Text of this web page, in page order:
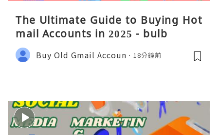
The Ultimate Guide to Buying Hot
mail Accounts in 2025 - bulb
Buy Old Gmail Accoun 18分鐘前